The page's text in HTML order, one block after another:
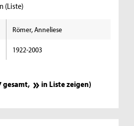
(Liste)
Römer, Anneliese
1922-2003
gesamt, in Liste zeigen)